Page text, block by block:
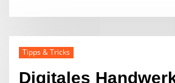
Tipps & Tricks
Digitales